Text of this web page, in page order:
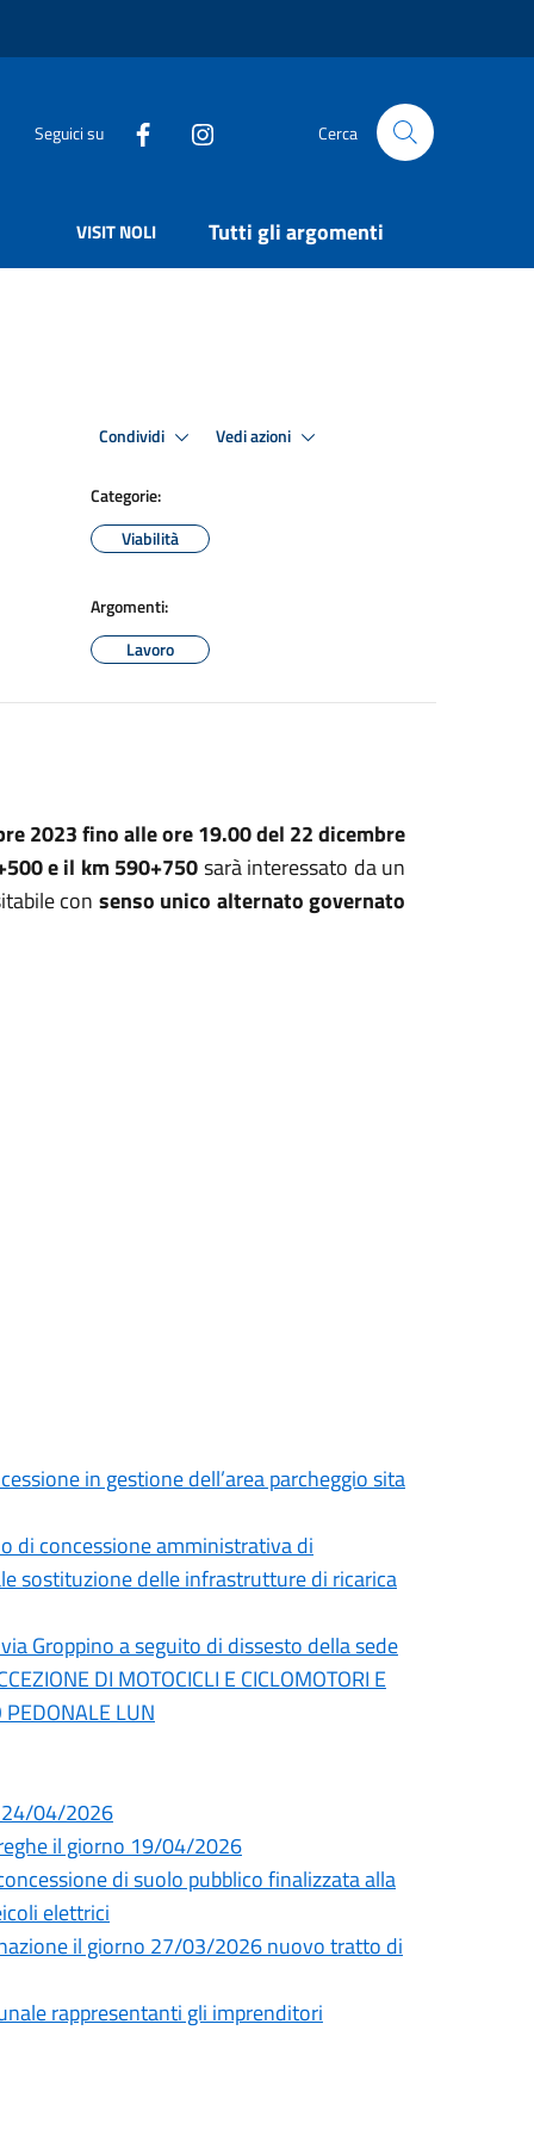
Seguici su Cerca
VISIT NOLI Tutti gli argomenti
Condividi Vedi azioni
Categorie:
Viabilità
Argomenti:
Lavoro
2023 fino alle ore 19.00 del 22 dicembre
e il km 590+750sarà interessato da un
con senso unico alternato governato
in gestione dell’area parcheggio sita
di concessione amministrativa di
sostituzione delle infrastrutture di ricarica
Groppino a seguito di dissesto della sede
DI MOTOCICLI E CICLOMOTORI E
PEDONALE LUN
24/04/2026
il giorno 19/04/2026
di suolo pubblico finalizzata alla
elettrici
il giorno 27/03/2026 nuovo tratto di
rappresentanti gli imprenditori